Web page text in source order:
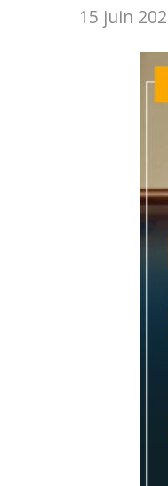
15 juin